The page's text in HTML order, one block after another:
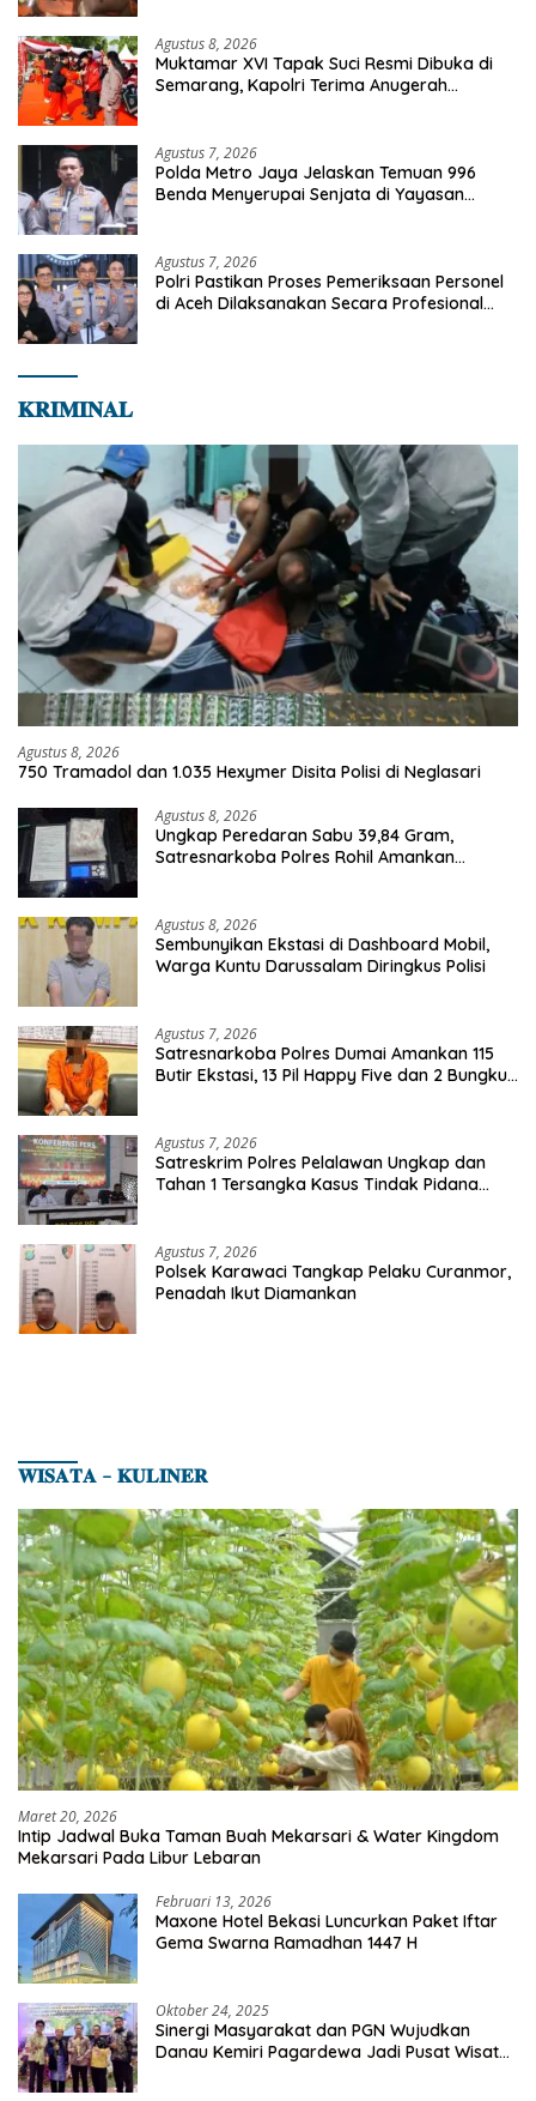
Agustus 8, 2026
Muktamar XVI Tapak Suci Resmi Dibuka di
Semarang, Kapolri Terima Anugerah
Agustus 7, 2026
Polda Metro Jaya Jelaskan Temuan 996
Benda Menyerupai Senjata di Yayasan
Agustus 7, 2026
Polri Pastikan Proses Pemeriksaan Personel
di Aceh Dilaksanakan Secara Profesional
𝐊𝐑𝐈𝐌𝐈𝐍𝐀𝐋
Agustus 8, 2026
750 Tramadol dan 1.035 Hexymer Disita Polisi di Neglasari
Agustus 8, 2026
Ungkap Peredaran Sabu 39,84 Gram,
Satresnarkoba Polres Rohil Amankan
Agustus 8, 2026
Sembunyikan Ekstasi di Dashboard Mobil,
Warga Kuntu Darussalam Diringkus Polisi
Agustus 7, 2026
Satresnarkoba Polres Dumai Amankan 115
Butir Ekstasi, 13 Pil Happy Five dan 2 Bungkus
Agustus 7, 2026
Satreskrim Polres Pelalawan Ungkap dan
Tahan 1 Tersangka Kasus Tindak Pidana
Agustus 7, 2026
Polsek Karawaci Tangkap Pelaku Curanmor,
Penadah Ikut Diamankan
𝐖𝐈𝐒𝐀𝐓𝐀 – 𝐊𝐔𝐋𝐈𝐍𝐄𝐑
Maret 20, 2026
Intip Jadwal Buka Taman Buah Mekarsari & Water Kingdom
Mekarsari Pada Libur Lebaran
Februari 13, 2026
Maxone Hotel Bekasi Luncurkan Paket Iftar
Gema Swarna Ramadhan 1447 H
Oktober 24, 2025
Sinergi Masyarakat dan PGN Wujudkan
Danau Kemiri Pagardewa Jadi Pusat Wisata